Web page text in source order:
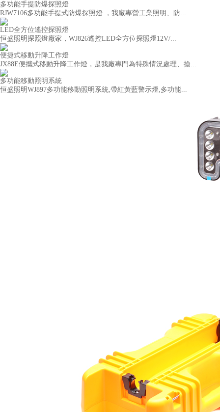
多功能手提防爆探照燈
RJW7106多功能手提式防爆探照燈 ，我廠專營工業照明、防...
LED全方位遙控探照燈
恒盛照明探照燈廠家，WJ826遙控LED全方位探照燈12V/...
便捷式移動升降工作燈
JX88E便攜式移動升降工作燈，是我廠專門為特殊情況處理、搶...
多功能移動照明系統
恒盛照明WJ897多功能移動照明系統,帶紅黃藍警示燈,多功能...